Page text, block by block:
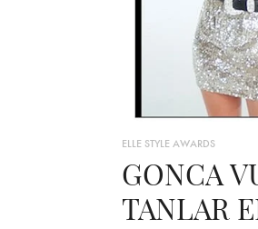
ELLE STYLE AWARDS
GONCA
TANLAR